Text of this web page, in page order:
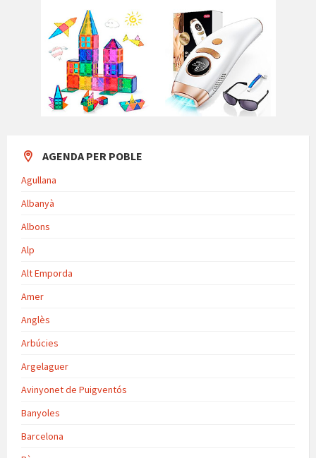
AGENDA PER POBLE
Agullana
Albanyà
Albons
Alp
Alt Emporda
Amer
Anglès
Arbúcies
Argelaguer
Avinyonet de Puigventós
Banyoles
Barcelona